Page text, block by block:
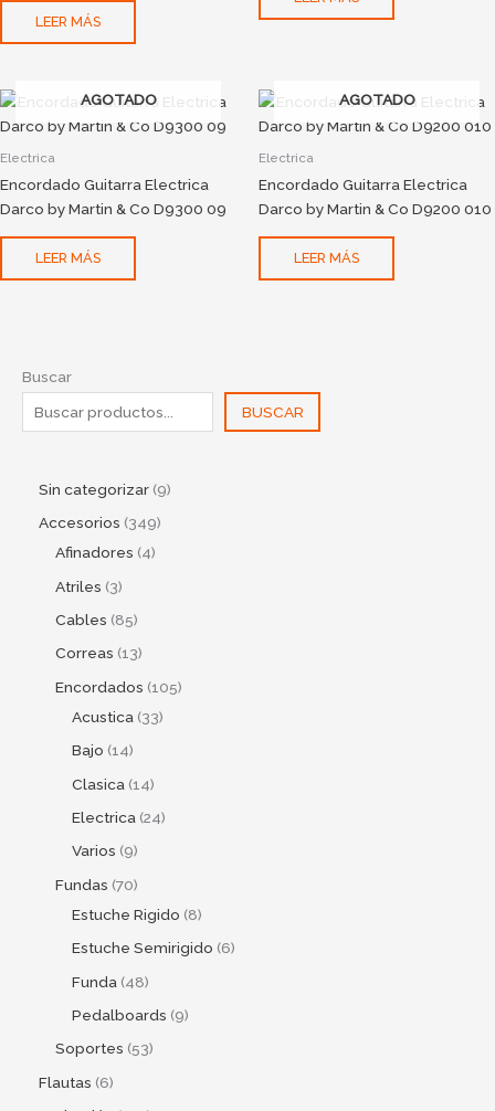
Buscar
BUSCAR
Sin categorizar 9
Accesorios 349
Afinadores 4
Atriles 3
Cables 85
Correas 13
Encordados 105
Acustica 33
Bajo 14
Clasica 14
Electrica 24
Varios 9
Fundas 70
Estuche Rigido 8
Estuche Semirigido 6
Funda 48
Pedalboards 9
Soportes 53
Flautas 6
LEER MÁS
AGOTADO
Electrica
Encordado Guitarra Electrica
Darco by Martin & Co D9300 09
LEER MÁS
AGOTADO
Electrica
Encordado Guitarra Electrica
Darco by Martin & Co D9200 010
LEER MÁS